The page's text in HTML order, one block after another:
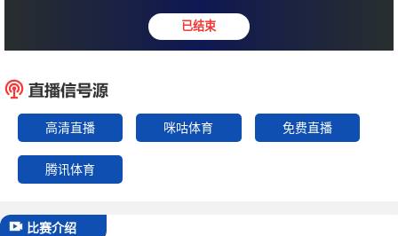
巴拿马 : 多米尼
高清直播 咪咕体育 免费直播
腾讯体育
比赛介绍